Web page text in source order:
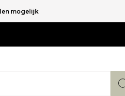
mogelijk